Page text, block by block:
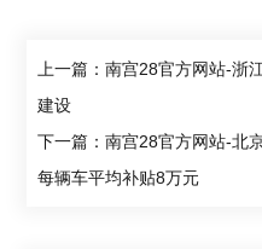
上一篇：南宫28官方网站-浙
建设
下一篇：南宫28官方网站-北
每辆车平均补贴8万元